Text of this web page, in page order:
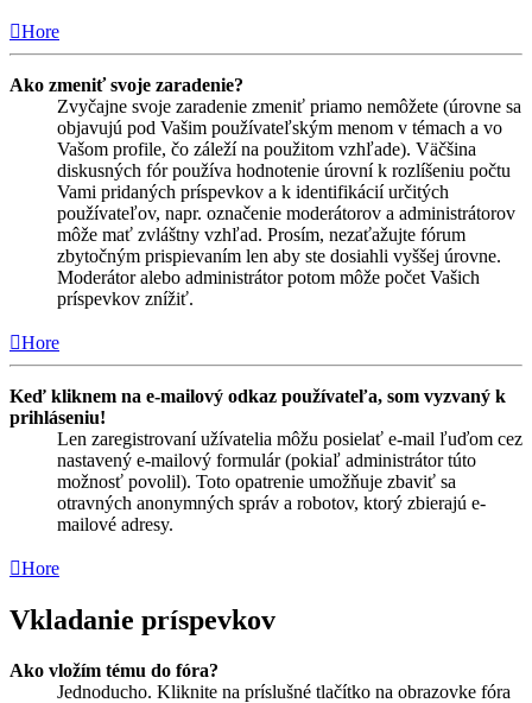
Hore
Ako zmeniť svoje zaradenie?
Zvyčajne svoje zaradenie zmeniť priamo nemôžete (úrovne sa
objavujú pod Vašim používateľským menom v témach a vo
Vašom profile, čo záleží na použitom vzhľade). Väčšina
diskusných fór používa hodnotenie úrovní k rozlíšeniu počtu
Vami pridaných príspevkov a k identifikácií určitých
používateľov, napr. označenie moderátorov a administrátorov
môže mať zvláštny vzhľad. Prosím, nezaťažujte fórum
zbytočným prispievaním len aby ste dosiahli vyššej úrovne.
Moderátor alebo administrátor potom môže počet Vašich
príspevkov znížiť.
Hore
Keď kliknem na e-mailový odkaz používateľa, som vyzvaný k
prihláseniu!
Len zaregistrovaní užívatelia môžu posielať e-mail ľuďom cez
nastavený e-mailový formulár (pokiaľ administrátor túto
možnosť povolil). Toto opatrenie umožňuje zbaviť sa
otravných anonymných správ a robotov, ktorý zbierajú e-
mailové adresy.
Hore
Vkladanie príspevkov
Ako vložím tému do fóra?
Jednoducho. Kliknite na príslušné tlačítko na obrazovke fóra